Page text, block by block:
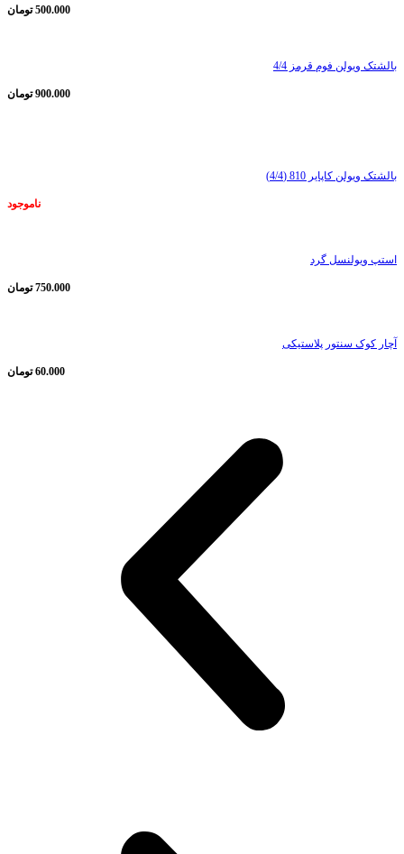
500.000 تومان
بالشتک ویولن فوم قرمز 4/4
900.000 تومان
بالشتک ویولن کاپایر 810 (4/4)
ناموجود
استپ ویولنسل گرد
750.000 تومان
آچار کوک سنتور پلاستیکی
60.000 تومان